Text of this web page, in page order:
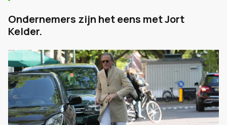
Ondernemers zijn het eens met Jort
Kelder.